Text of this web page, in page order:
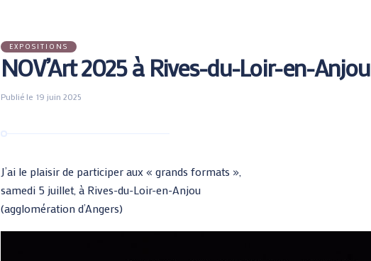
EXPOSITIONS
NOV’Art 2025 à Rives-du-Loir-en-Anjou
Publié le 19 juin 2025
J’ai le plaisir de participer aux « grands formats »,
samedi 5 juillet, à Rives-du-Loir-en-Anjou
(agglomération d’Angers)